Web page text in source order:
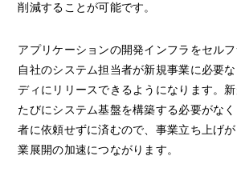
削減することが可能です。
アプリケーションの開発インフラをセルフ
自社のシステム担当者が新規事業に必要
ディにリリースできるようになります。
たびにシステム基盤を構築する必要がな
者に依頼せずに済むので、事業立ち上げ
業展開の加速につながります。